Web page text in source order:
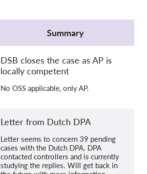
Summary
DSB closes the case as AP is
locally competent
No OSS applicable, only AP.
Letter from Dutch DPA
Letter seems to concern 39 pending
cases with the Dutch DPA. DPA
contacted controllers and is currently
studying the replies. Will get back in